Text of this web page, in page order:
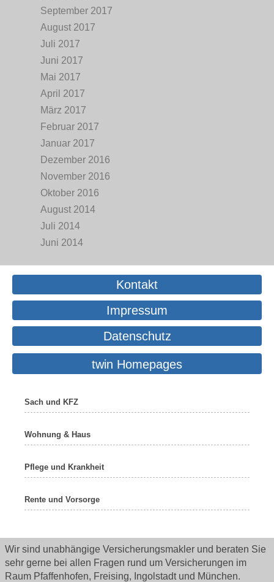
September 2017
August 2017
Juli 2017
Juni 2017
Mai 2017
April 2017
März 2017
Februar 2017
Januar 2017
Dezember 2016
November 2016
Oktober 2016
August 2014
Juli 2014
Juni 2014
Kontakt
Impressum
Datenschutz
twin Homepages
Sach und KFZ
Wohnung & Haus
Pflege und Krankheit
Rente und Vorsorge
Wir sind unabhängige Versicherungsmakler und beraten Sie
sehr gerne bei allen Fragen rund um Versicherungen im
Raum Pfaffenhofen, Freising, Ingolstadt und München.